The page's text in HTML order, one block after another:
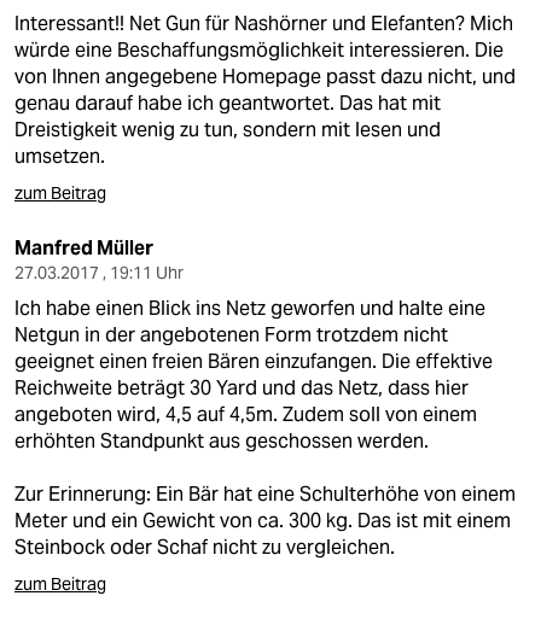
Interessant!! Net Gun für Nashörner und Elefanten? Mich
würde eine Beschaffungsmöglichkeit interessieren. Die
von Ihnen angegebene Homepage passt dazu nicht, und
genau darauf habe ich geantwortet. Das hat mit
Dreistigkeit wenig zu tun, sondern mit lesen und
umsetzen.
zum Beitrag
Manfred Müller
27.03.2017 , 19:11 Uhr
Ich habe einen Blick ins Netz geworfen und halte eine
Netgun in der angebotenen Form trotzdem nicht
geeignet einen freien Bären einzufangen. Die effektive
Reichweite beträgt 30 Yard und das Netz, dass hier
angeboten wird, 4,5 auf 4,5m. Zudem soll von einem
erhöhten Standpunkt aus geschossen werden.
Zur Erinnerung: Ein Bär hat eine Schulterhöhe von einem
Meter und ein Gewicht von ca. 300 kg. Das ist mit einem
Steinbock oder Schaf nicht zu vergleichen.
zum Beitrag